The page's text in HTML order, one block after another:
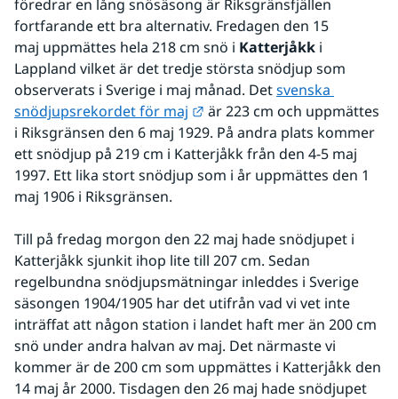
föredrar en lång snösäsong är Riksgränsfjällen
fortfarande ett bra alternativ. Fredagen den 15
maj uppmättes hela 218 cm snö i Katterjåkk i
Lappland vilket är det tredje största snödjup som
observerats i Sverige i maj månad. Det svenska
snödjupsrekordet för maj
Länk till annan webbplats.
är 223 cm och uppmättes
i Riksgränsen den 6 maj 1929. På andra plats kommer
ett snödjup på 219 cm i Katterjåkk från den 4-5 maj
1997. Ett lika stort snödjup som i år uppmättes den 1
maj 1906 i Riksgränsen.
Till på fredag morgon den 22 maj hade snödjupet i
Katterjåkk sjunkit ihop lite till 207 cm. Sedan
regelbundna snödjupsmätningar inleddes i Sverige
säsongen 1904/1905 har det utifrån vad vi vet inte
inträffat att någon station i landet haft mer än 200 cm
snö under andra halvan av maj. Det närmaste vi
kommer är de 200 cm som uppmättes i Katterjåkk den
14 maj år 2000. Tisdagen den 26 maj hade snödjupet